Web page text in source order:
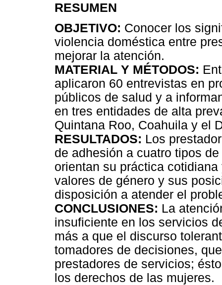
RESUMEN
OBJETIVO: Conocer los
violencia doméstica entre
mejorar la atención.
MATERIAL Y MÉTODOS:
aplicaron 60 entrevistas en
públicos de salud y a
en tres entidades de alta
Quintana Roo, Coahuila y el
RESULTADOS: Los
de adhesión a cuatro tipos
orientan su práctica
valores de género y sus
disposición a atender el
CONCLUSIONES: La
insuficiente en los servicios
más a que el discurso
tomadores de decisiones,
prestadores de servicios;
los derechos de las mujeres.